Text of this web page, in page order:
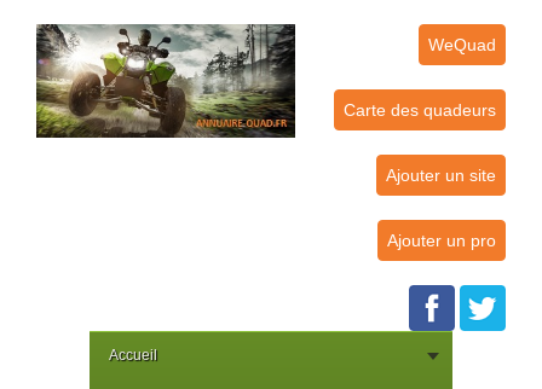
WeQuad
Carte des quadeurs
Ajouter un site
Ajouter un pro
Accueil